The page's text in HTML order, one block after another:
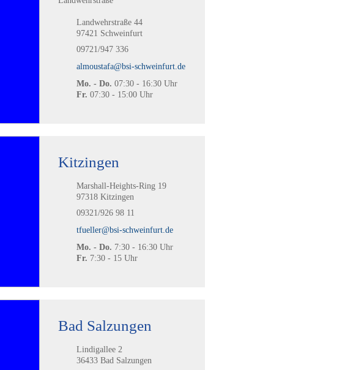
Landwehrstraße 44
97421 Schweinfurt
09721/947 336
almoustafa@bsi-schweinfurt.de
Mo. - Do. 07:30 - 16:30 Uhr
Fr. 07:30 - 15:00 Uhr
Kitzingen
Marshall-Heights-Ring 19
97318 Kitzingen
09321/926 98 11
tfueller@bsi-schweinfurt.de
Mo. - Do. 7:30 - 16:30 Uhr
Fr. 7:30 - 15 Uhr
Bad Salzungen
Lindigallee 2
36433 Bad Salzungen